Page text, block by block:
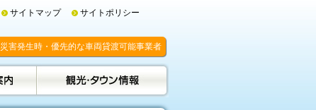
サイトマップ
サイトポリシー
災害発生時・優先的な車両貸渡可能事業者